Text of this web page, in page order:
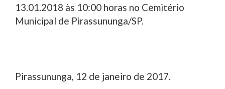
13.01.2018 às 10:00 horas no Cemitério
Municipal de Pirassununga/SP.
Pirassununga, 12 de janeiro de 2017.